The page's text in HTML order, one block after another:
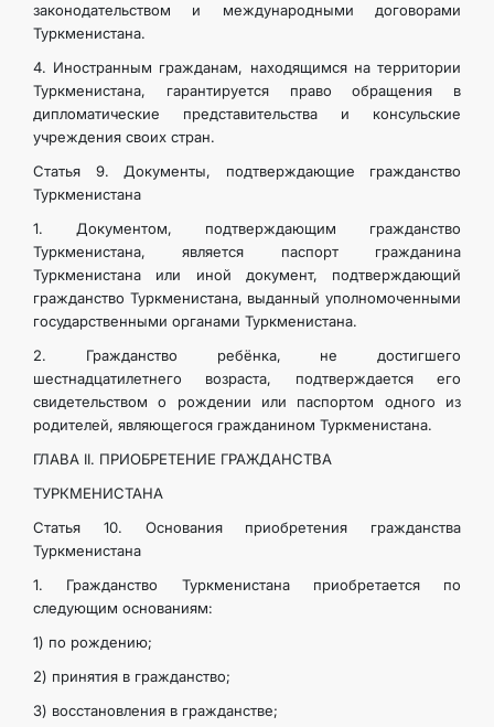
законодательством и международными договорами
Туркменистана.
4. Иностранным гражданам, находящимся на территории
Туркменистана, гарантируется право обращения в
дипломатические представительства и консульские
учреждения своих стран.
Статья 9. Документы, подтверждающие гражданство
Туркменистана
1. Документом, подтверждающим гражданство
Туркменистана, является паспорт гражданина
Туркменистана или иной документ, подтверждающий
гражданство Туркменистана, выданный уполномоченными
государственными органами Туркменистана.
2. Гражданство ребёнка, не достигшего
шестнадцатилетнего возраста, подтверждается его
свидетельством о рождении или паспортом одного из
родителей, являющегося гражданином Туркменистана.
ГЛАВА II. ПРИОБРЕТЕНИЕ ГРАЖДАНСТВА
ТУРКМЕНИСТАНА
Статья 10. Основания приобретения гражданства
Туркменистана
1. Гражданство Туркменистана приобретается по
следующим основаниям:
1) по рождению;
2) принятия в гражданство;
3) восстановления в гражданстве;